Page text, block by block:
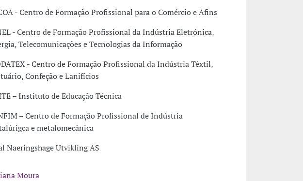
- Centro de Formação Profissional para o Comércio e Afins
- Centro de Formação Profissional da Indústria Eletrónica,
Telecomunicações e Tecnologias da Informação
- Centro de Formação Profissional da Indústria Têxtil,
Confeção e Lanifícios
– Instituto de Educação Técnica
– Centro de Formação Profissional de Indústria
e metalomecânica
Naeringshage Utvikling AS
Moura